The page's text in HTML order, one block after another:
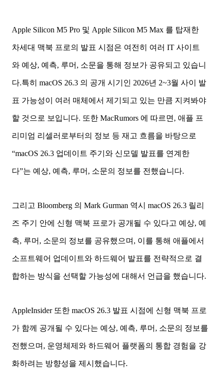
Apple Silicon M5 Pro 및 Apple Silicon M5 Max 를 탑재한
차세대 맥북 프로의 발표 시점은 여전히 여러 IT 사이트
와 예상, 예측, 루머, 소문을 통해 정보가 공유되고 있습니
다.특히 macOS 26.3 의 공개 시기인 2026년 2~3월 사이 발
표 가능성이 여러 매체에서 제기되고 있는 만큼 지켜봐야
할 것으로 보입니다. 또한 MacRumors 에 따르면, 애플 프
리미엄 리셀러로부터의 정보 등 재고 흐름을 바탕으로
“macOS 26.3 업데이트 주기와 신모델 발표를 연계한
다”는 예상, 예측, 루머, 소문의 정보를 전했습니다.
그리고 Bloomberg 의 Mark Gurman 역시 macOS 26.3 릴리
즈 주기 안에 신형 맥북 프로가 공개될 수 있다고 예상, 예
측, 루머, 소문의 정보를 공유했으며, 이를 통해 애플에서
소프트웨어 업데이트와 하드웨어 발표를 전략적으로 결
합하는 방식을 선택할 가능성에 대해서 언급을 했습니다.
AppleInsider 또한 macOS 26.3 발표 시점에 신형 맥북 프로
가 함께 공개될 수 있다는 예상, 예측, 루머, 소문의 정보를
전했으며, 운영체제와 하드웨어 플랫폼의 통합 경험을 강
화하려는 방향성을 제시했습니다.